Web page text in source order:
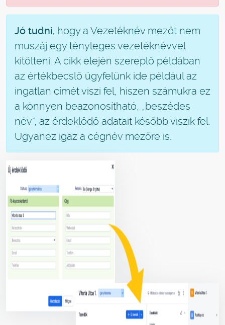
Jó tudni, hogy a Vezetéknév mezőt nem
muszáj egy tényleges vezetéknévvel
kitölteni. A cikk elején szereplő példában
az értékbecslő ügyfelünk ide például az
ingatlan címét viszi fel, hiszen számukra ez
a könnyen beazonosítható, „beszédes
név”, az érdeklődő adatait később viszik fel.
Ugyanez igaz a cégnév mezőre is.